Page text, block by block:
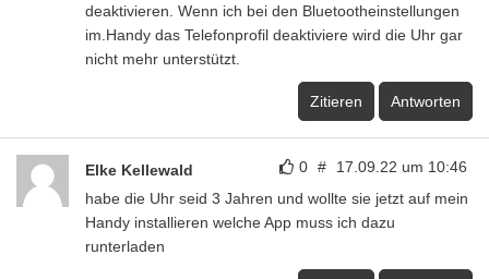
deaktivieren. Wenn ich bei den Bluetootheinstellungen
im.Handy das Telefonprofil deaktiviere wird die Uhr gar
nicht mehr unterstützt.
Zitieren Antworten
0 # 17.09.22 um 10:46
Elke Kellewald
habe die Uhr seid 3 Jahren und wollte sie jetzt auf mein
Handy installieren welche App muss ich dazu
runterladen